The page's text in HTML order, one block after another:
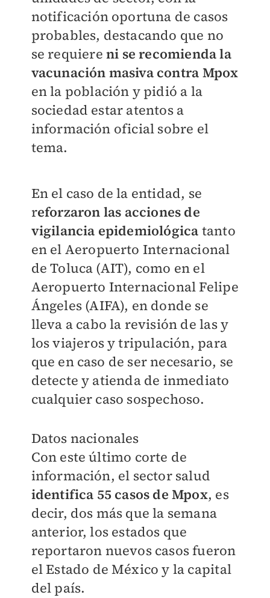
notificación oportuna de casos
probables, destacando que no
se requiere ni se recomienda la
vacunación masiva contra Mpox
en la población y pidió a la
sociedad estar atentos a
información oficial sobre el
tema.
En el caso de la entidad, se
reforzaron las acciones de
vigilancia epidemiológica tanto
en el Aeropuerto Internacional
de Toluca (AIT), como en el
Aeropuerto Internacional Felipe
Ángeles (AIFA), en donde se
lleva a cabo la revisión de las y
los viajeros y tripulación, para
que en caso de ser necesario, se
detecte y atienda de inmediato
cualquier caso sospechoso.
Datos nacionales
Con este último corte de
información, el sector salud
identifica 55 casos de Mpox, es
decir, dos más que la semana
anterior, los estados que
reportaron nuevos casos fueron
el Estado de México y la capital
del país.